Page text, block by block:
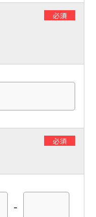
必須
必須
-